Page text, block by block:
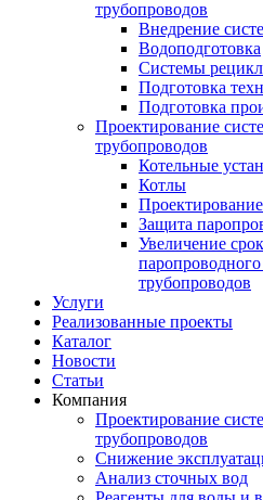
трубопроводов
Внедрение
Водоподготовка
Системы
Подготовка
Подготовка
Проектирование
трубопроводов
Котельные
Котлы
Защита
Увеличение
трубопроводов
Услуги
Реализованные проекты
Каталог
Новости
Статьи
Компания
Проектирование
трубопроводов
Снижение
Анализ сточных вод